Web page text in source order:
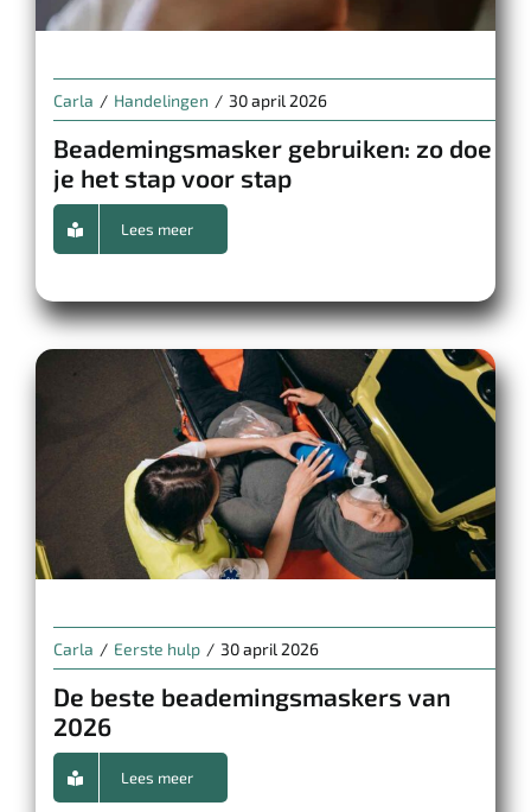
Carla / Handelingen / 30 april 2026
Beademingsmasker gebruiken: zo doe
je het stap voor stap
Lees meer
Carla / Eerste hulp / 30 april 2026
De beste beademingsmaskers van
2026
Lees meer